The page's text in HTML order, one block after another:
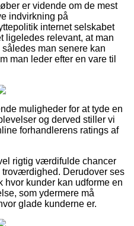
er vidende om de mest
indvirkning på
internet selskabet
ligeledes relevant, at man
man senere kan
man leder efter en vare til
muligheder for at tyde en
og derved stiller vi
forhandlerens ratings af
rigtig værdifulde chancer
troværdighed. Derudover ses
kunder kan udforme en
som ydermere må
glade kunderne er.